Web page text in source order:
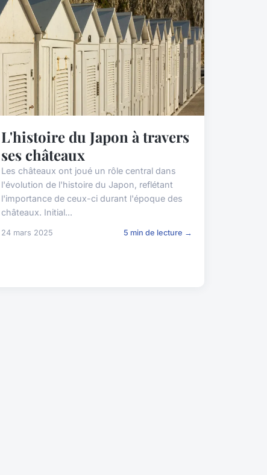
L'histoire du Japon à travers
ses châteaux
Les châteaux ont joué un rôle central dans
l'évolution de l'histoire du Japon, reflétant
l'importance de ceux-ci durant l'époque des
châteaux. Initial...
24 mars 2025 5 min de lecture →